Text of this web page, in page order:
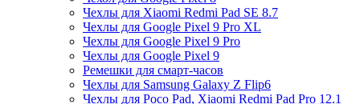
Чехлы для Xiaomi Redmi Pad SE 8.7
Чехлы для Google Pixel 9 Pro XL
Чехлы для Google Pixel 9 Pro
Чехлы для Google Pixel 9
Ремешки для смарт-часов
Чехлы для Samsung Galaxy Z Flip6
Чехлы для Poco Pad, Xiaomi Redmi Pad Pro 12.1